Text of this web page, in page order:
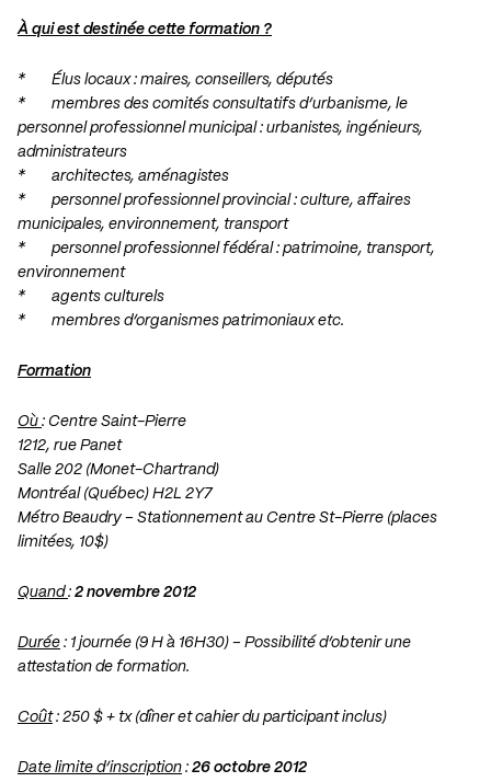
À qui est destinée cette formation ?
* Élus locaux : maires, conseillers, députés
* membres des comités consultatifs d’urbanisme, le
personnel professionnel municipal : urbanistes, ingénieurs,
administrateurs
* architectes, aménagistes
* personnel professionnel provincial : culture, affaires
municipales, environnement, transport
* personnel professionnel fédéral : patrimoine, transport,
environnement
* agents culturels
* membres d’organismes patrimoniaux etc.
Formation
Où : Centre Saint-Pierre
1212, rue Panet
Salle 202 (Monet-Chartrand)
Montréal (Québec) H2L 2Y7
Métro Beaudry – Stationnement au Centre St-Pierre (places
limitées, 10$)
Quand: 2 novembre 2012
Durée : 1 journée (9 H à 16H30) – Possibilité d’obtenir une
attestation de formation.
Coût: 250 $ + tx (dîner et cahier du participant inclus)
Date limite d’inscription : 26 octobre 2012